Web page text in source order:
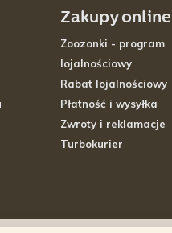
Zakupy online
Zoozonki - program
lojalnościowy
Rabat lojalnościowy
Płatność i wysyłka
Zwroty i reklamacje
Turbokurier